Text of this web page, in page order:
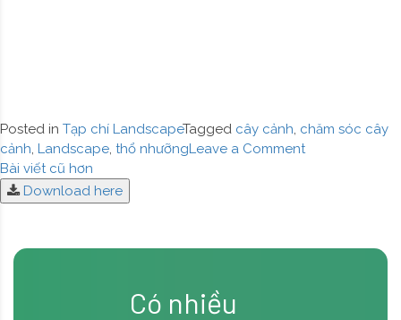
Posted in Tạp chí LandscapeTagged cây cảnh, chăm sóc cây
cảnh, Landscape, thổ nhưỡngLeave a Commenton
–
Điều
hướng
bài
Bài viết cũ hơn
Download here
Có nhiều